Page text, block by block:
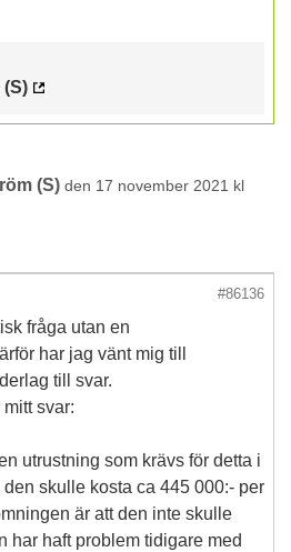
(S) den 17 november 2021 kl
#86136
fråga utan en
har jag vänt mig till
till svar.
svar:
utrustning som krävs för detta i
skulle kosta ca 445 000:- per
är att den inte skulle
har haft problem tidigare med